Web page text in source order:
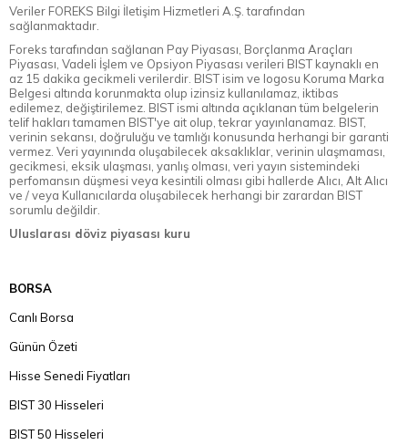
Veriler FOREKS Bilgi İletişim Hizmetleri A.Ş. tarafından
sağlanmaktadır.
Foreks tarafından sağlanan Pay Piyasası, Borçlanma Araçları
Piyasası, Vadeli İşlem ve Opsiyon Piyasası verileri BIST kaynaklı en
az 15 dakika gecikmeli verilerdir. BIST isim ve logosu Koruma Marka
Belgesi altında korunmakta olup izinsiz kullanılamaz, iktibas
edilemez, değiştirilemez. BIST ismi altında açıklanan tüm belgelerin
telif hakları tamamen BIST'ye ait olup, tekrar yayınlanamaz. BIST,
verinin sekansı, doğruluğu ve tamlığı konusunda herhangi bir garanti
vermez. Veri yayınında oluşabilecek aksaklıklar, verinin ulaşmaması,
gecikmesi, eksik ulaşması, yanlış olması, veri yayın sistemindeki
perfomansın düşmesi veya kesintili olması gibi hallerde Alıcı, Alt Alıcı
ve / veya Kullanıcılarda oluşabilecek herhangi bir zarardan BIST
sorumlu değildir.
Uluslarası döviz piyasası kuru
BORSA
Canlı Borsa
Günün Özeti
Hisse Senedi Fiyatları
BIST 30 Hisseleri
BIST 50 Hisseleri